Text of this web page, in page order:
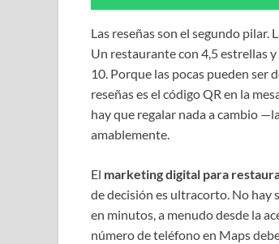
Las reseñas son el segundo
Un restaurante con 4,5 estrellas
10. Porque las pocas pueden ser
reseñas es el código QR en la
hay que regalar nada a cambio
amablemente.
El marketing digital para
de decisión es ultracorto. No hay
en minutos, a menudo desde la
número de teléfono en Maps